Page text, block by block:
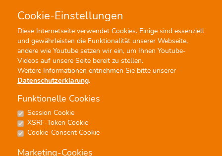
Cookie-Einstellungen
Diese Internetseite verwendet Cookies. Einige sind essenziell
und gewährleisten die Funktionalität unserer Webseite,
andere wie Youtube setzen wir ein, um Ihnen Youtube-
Videos auf unsere Seite bereit zu stellen.
Weitere Informationen entnehmen Sie bitte unserer
Datenschutzerklärung.
Funktionelle Cookies
Session Cookie
XSRF-Token Cookie
Cookie-Consent Cookie
Marketing-Cookies
Menü Profisuche
Noten
Untern Linden, untern Linden